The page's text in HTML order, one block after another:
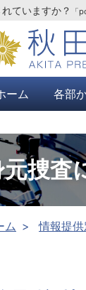
ていますか？ 「
ーム 各部
元捜査
ム 情報提供